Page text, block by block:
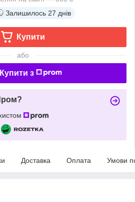
Залишилось 27 днів
Купити
або
Купити з
Доставка Оплата Умови